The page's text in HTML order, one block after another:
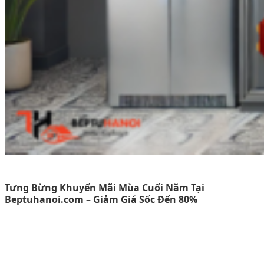
Tưng Bừng Khuyến Mãi Mùa Cuối Năm Tại
Beptuhanoi.com – Giảm Giá Sốc Đến 80%